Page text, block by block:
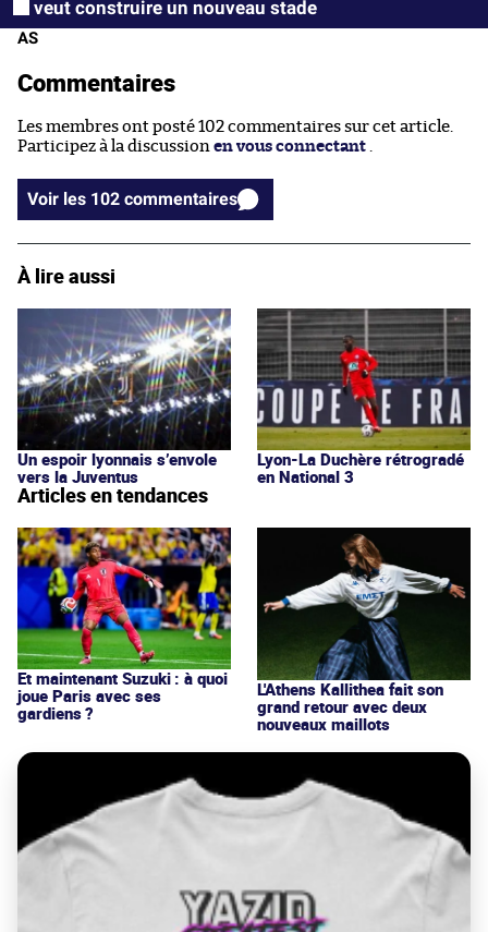
veut construire un nouveau stade
AS
Commentaires
Les membres ont posté 102 commentaires sur cet article.
Participez à la discussion en vous connectant
Voir les 102 commentaires
À lire aussi
Un espoir lyonnais s’envole
vers la Juventus
Lyon-La Duchère rétrogradé
en National 3
Articles en tendances
Et maintenant Suzuki : à quoi
joue Paris avec ses
gardiens ?
L'Athens Kallithea fait son
grand retour avec deux
nouveaux maillots